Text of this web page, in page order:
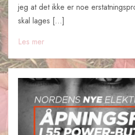
jeg at det ikke er noe
skal lages […]
Les mer